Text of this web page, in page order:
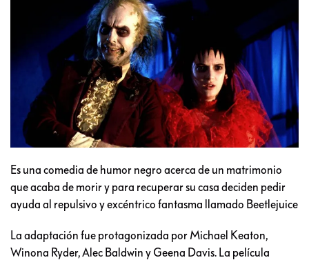
Es una comedia de humor negro acerca de un matrimonio
que acaba de morir y para recuperar su casa deciden pedir
ayuda al repulsivo y excéntrico fantasma llamado Beetlejuice
La adaptación fue protagonizada por Michael Keaton,
Winona Ryder, Alec Baldwin y Geena Davis. La película